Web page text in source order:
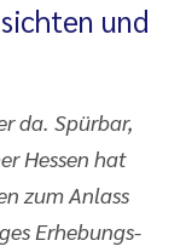
und
da. Spürbar,
Hessen hat
zum Anlass
Erhebungs-